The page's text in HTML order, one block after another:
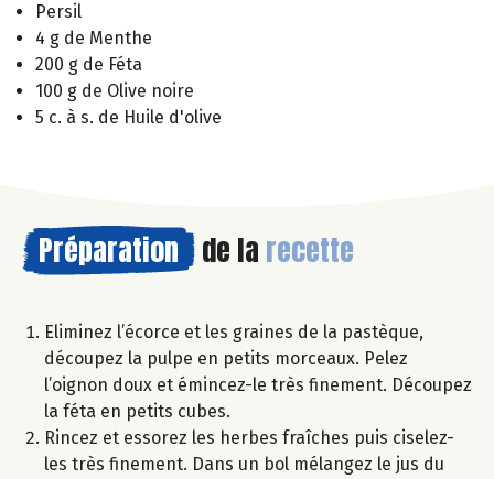
Persil
4 g de Menthe
200 g de Féta
100 g de Olive noire
5 c. à s. de Huile d'olive
Préparation de la recette
Eliminez l’écorce et les graines de la pastèque,
découpez la pulpe en petits morceaux. Pelez
l’oignon doux et émincez-le très finement. Découpez
la féta en petits cubes.
Rincez et essorez les herbes fraîches puis ciselez-
les très finement. Dans un bol mélangez le jus du